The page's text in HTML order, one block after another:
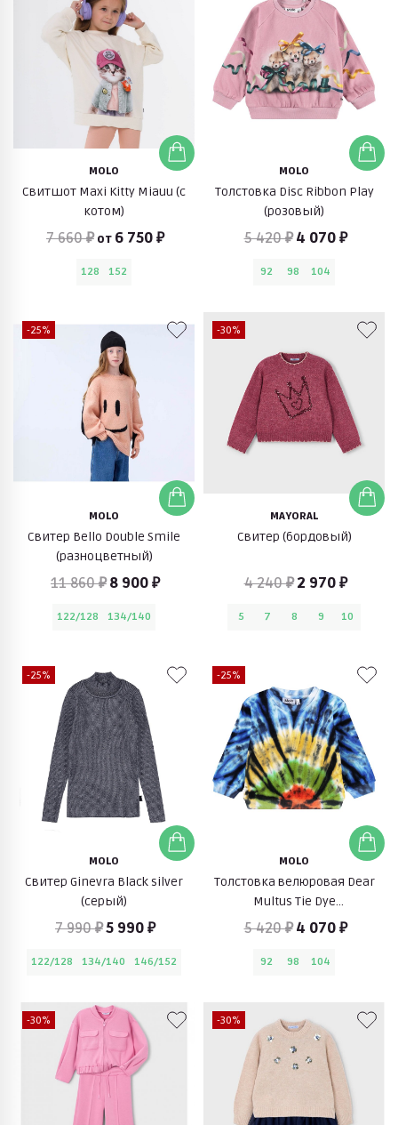
MOLO
Свитшот Maxi Kitty Miauu (с
котом)
7 660 ₽ от 6 750 ₽
128 152
MOLO
Толстовка Disc Ribbon Play
(розовый)
5 420 ₽ 4 070 ₽
92 98 104
-25%
MOLO
Свитер Bello Double Smile
(разноцветный)
11 860 ₽ 8 900 ₽
122/128 134/140
-30%
MAYORAL
Свитер (бордовый)
4 240 ₽ 2 970 ₽
5 7 8 9 10
-25%
MOLO
Свитер Ginevra Black silver
(серый)
7 990 ₽5 990 ₽
122/128 134/140 146/152
-25%
MOLO
Толстовка велюровая Dear
Multus Tie Dye
(разноцветный)
5 420 ₽ 4 070 ₽
92 98 104
-30% -30%